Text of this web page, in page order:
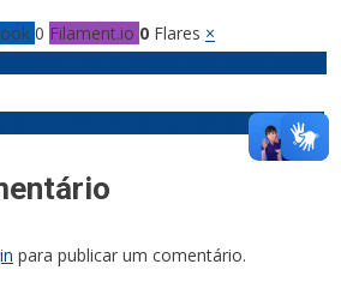
0 Filament.io 0 Flares ×
já sua dose da vacina contra a Covid-19
para publicar um comentário.